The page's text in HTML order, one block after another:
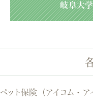
岐阜大
ペット保険（アイコム・ア